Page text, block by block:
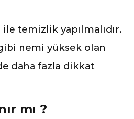
temizlik yapılmalıdır.
nemi yüksek olan
daha fazla dikkat
mı ?